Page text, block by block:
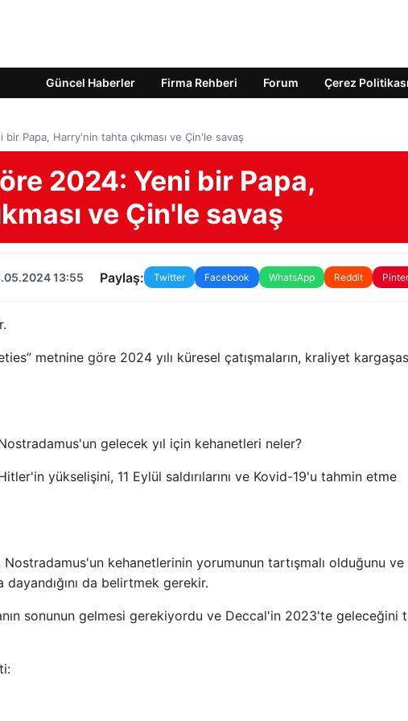
Güncel Haberler Firma Rehberi Forum Çerez Politikası
Papa, Harry'nin tahta çıkması ve Çin'le savaş
2024: Yeni bir Papa,
ve Çin'le savaş
13:55 Paylaş: Twitter Facebook WhatsApp Reddit
metnine göre 2024 yılı küresel çatışmaların, kraliyet
gelecek yıl için kehanetleri neler?
yükselişini, 11 Eylül saldırılarını ve Kovid-19'u tahmin etme
kehanetlerinin yorumunun tartışmalı olduğunu ve
da belirtmek gerekir.
sonunun gelmesi gerekiyordu ve Deccal'in 2023'te geleceğini